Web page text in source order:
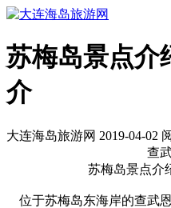
苏梅岛景点介
介
大连海岛旅游网 2019-04-02
查
苏梅岛景点介
位于苏梅岛东海岸的查武